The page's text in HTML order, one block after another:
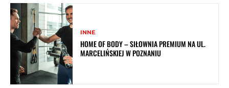
INNE
HOME OF BODY – SIŁOWNIA PREMIUM NA UL.
MARCELIŃSKIEJ W POZNANIU